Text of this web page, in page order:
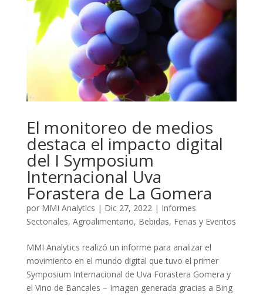
El monitoreo de medios
destaca el impacto digital
del I Symposium
Internacional Uva
Forastera de La Gomera
por MMI Analytics | Dic 27, 2022| Informes
Sectoriales, Agroalimentario, Bebidas, Ferias y Eventos
MMI Analytics realizó un informe para analizar el
movimiento en el mundo digital que tuvo el primer
Symposium Internacional de Uva Forastera Gomera y
el Vino de Bancales – Imagen generada gracias a Bing